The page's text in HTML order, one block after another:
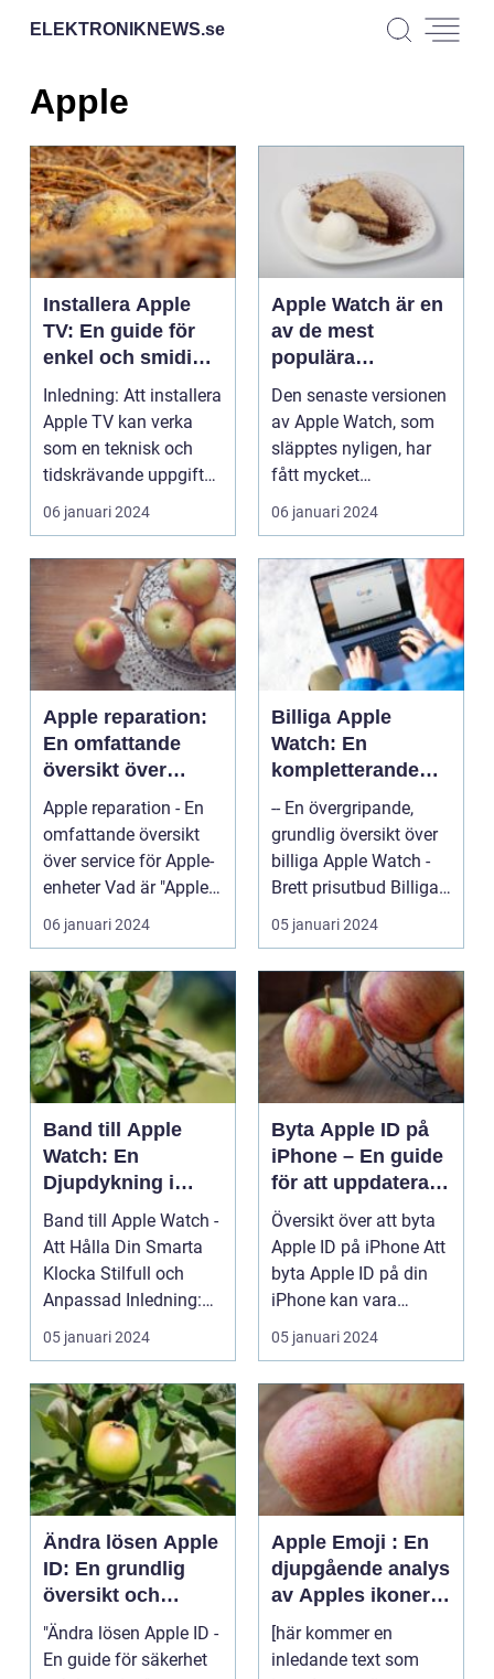
ELEKTRONIKNEWS.se
Apple
Installera Apple
TV: En guide för
enkel och smidig
installation
Inledning: Att installera
Apple TV kan verka
som en teknisk och
tidskrävande uppgift
för många. Men ...
06 januari 2024
Apple Watch är en
av de mest
populära
smartklockorna på
marknaden idag
Den senaste versionen
av Apple Watch, som
släpptes nyligen, har
fått mycket
uppmärksamhet och
hyllni...
06 januari 2024
Apple reparation:
En omfattande
översikt över
service för Apple-
enheter
Apple reparation - En
omfattande översikt
över service för Apple-
enheter Vad är "Apple
reparation"...
06 januari 2024
Billiga Apple
Watch: En
kompletterande
guide för sparande
på smarta klockor
-- En övergripande,
grundlig översikt över
billiga Apple Watch -
Brett prisutbud Billiga
Apple Watch...
05 januari 2024
Band till Apple
Watch: En
Djupdykning i
Tillbehöret för Din
Smarta Klocka
Band till Apple Watch -
Att Hålla Din Smarta
Klocka Stilfull och
Anpassad Inledning:
Apple Watch ha...
05 januari 2024
Byta Apple ID på
iPhone – En guide
för att uppdatera
ditt användarkonto
Översikt över att byta
Apple ID på iPhone Att
byta Apple ID på din
iPhone kan vara
nödvändigt av ol...
05 januari 2024
Ändra lösen Apple
ID: En grundlig
översikt och
historisk
genomgång
"Ändra lösen Apple ID -
En guide för säkerhet
Apple Emoji : En
djupgående analys
av Apples ikoner
och symbolspråk
[här kommer en
inledande text som